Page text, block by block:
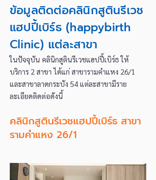
ข้อมูลติดต่อคลินิกสูตินรีเวช
แฮปปี้เบิร์ธ (happybirth
Clinic) แต่ละสาขา
ในปัจจุบัน คลินิกสูตินรีเวชแฮปปี้เบิร์ธ ให้
บริการ 2 สาขา ได้แก่ สาขารามคำแหง 26/1
และสาขาลาดกระบัง 54 แต่ละสาขามีราย
ละเอียดติดต่อดังนี้
คลินิกสูตินรีเวชแฮปปี้เบิร์ธ สาขา
รามคำแหง 26/1